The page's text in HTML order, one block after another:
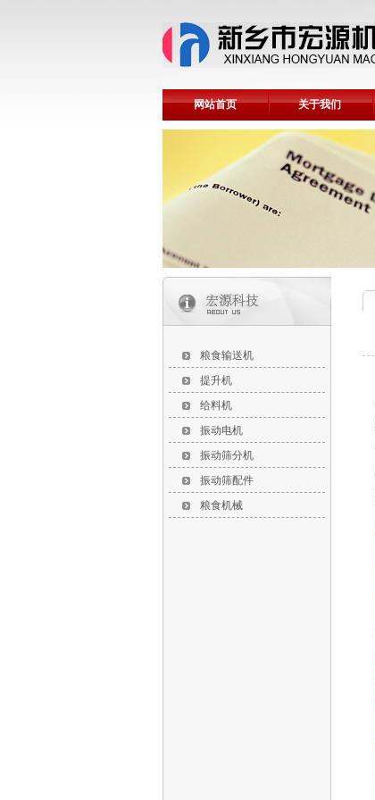
网站首页 关于我们
粮食输送机
提升机
给料机
振动电机
振动筛分机
振动筛配件
粮食机械